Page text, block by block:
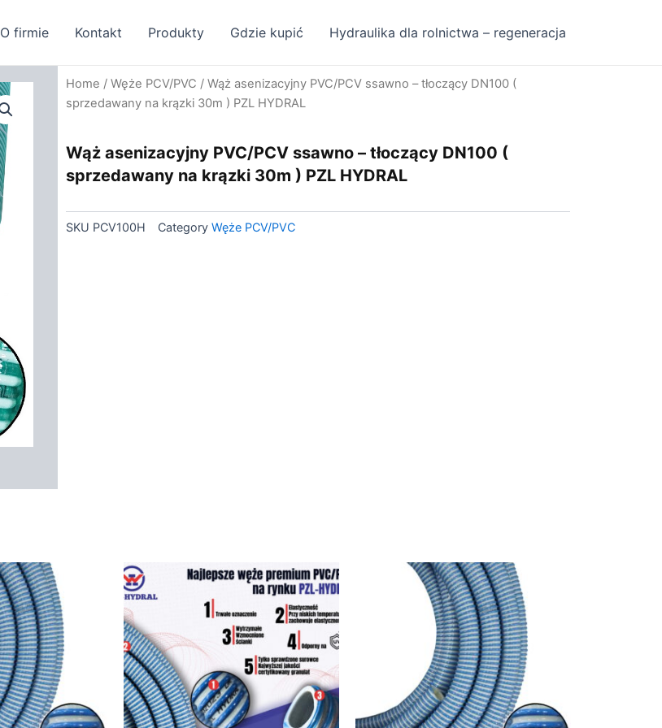
O firmie Kontakt Produkty Gdzie kupić Hydraulika dla rolnictwa – regeneracja
Home / Węże PCV/PVC / Wąż asenizacyjny PVC/PCV ssawno – tłoczący DN100 (
sprzedawany na krązki 30m ) PZL HYDRAL
Wąż asenizacyjny PVC/PCV ssawno – tłoczący DN100 (
sprzedawany na krązki 30m ) PZL HYDRAL
SKU PCV100H Category Węże PCV/PVC